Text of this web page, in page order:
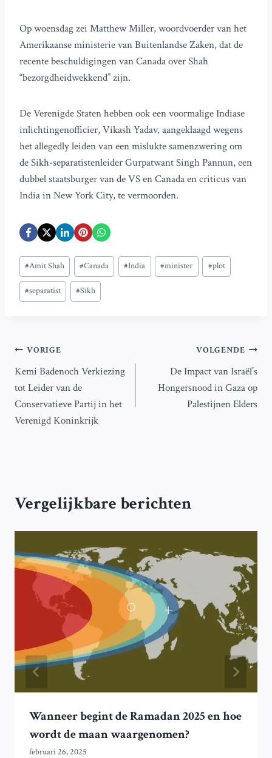
Op woensdag zei Matthew Miller, woordvoerder van het
Amerikaanse ministerie van Buitenlandse Zaken, dat de
recente beschuldigingen van Canada over Shah
“bezorgdheidwekkend” zijn.
De Verenigde Staten hebben ook een voormalige Indiase
inlichtingenofficier, Vikash Yadav, aangeklaagd wegens
het allegedly leiden van een mislukte samenzwering om
de Sikh-separatistenleider Gurpatwant Singh Pannun, een
dubbel staatsburger van de VS en Canada en criticus van
India in New York City, te vermoorden.
Bericht
tags:
#Amit Shah #Canada #India #minister #plot
#separatist #Sikh
Bericht
navigatie
VORIGE
Kemi Badenoch Verkiezing
tot Leider van de
Conservatieve Partij in het
Verenigd Koninkrijk
VOLGENDE
De Impact van Israël’s
Hongersnood in Gaza op
Palestijnen Elders
Vergelijkbare berichten
Wanneer begint de Ramadan 2025 en hoe
wordt de maan waargenomen?
februari 26, 2025